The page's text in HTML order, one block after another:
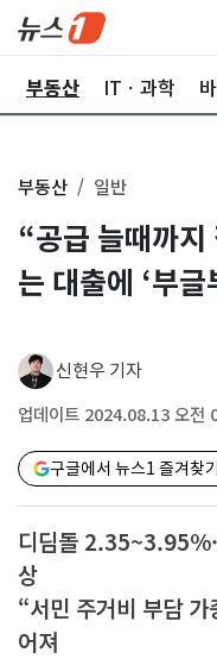
부동산 ITㆍ과학
부동산 일반
“공급 늘때까
는 대출에 ‘부글
신현우 기자
업데이트 2024.08.13 오전
구글에서 뉴스1 즐겨찾기
디딤돌
상
“서민 주거비 부담
어져